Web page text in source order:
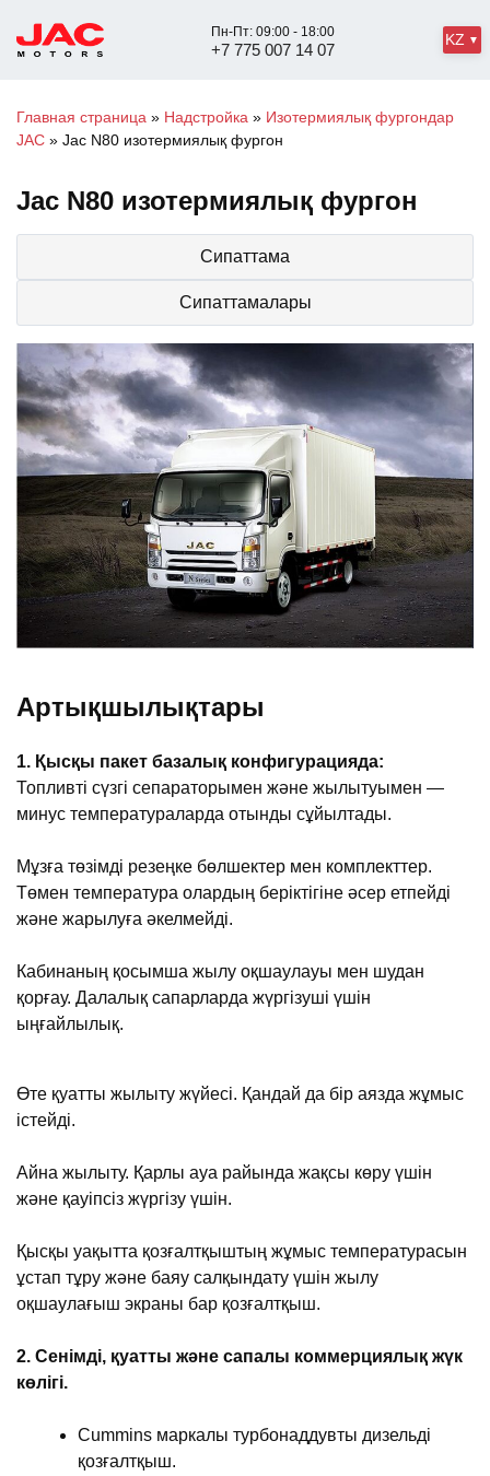
Пн-Пт: 09:00 - 18:00
+7 775 007 14 07
KZ
Главная страница » Надстройка » Изотермиялық фургондар
JAC » Jac N80 изотермиялық фургон
Jac N80 изотермиялық фургон
Сипаттама
Сипаттамалары
Артықшылықтары
1. Қысқы пакет базалық конфигурацияда:
Топливті сүзгі сепараторымен және жылытуымен —
минус температураларда отынды сұйылтады.
Мұзға төзімді резеңке бөлшектер мен комплекттер.
Төмен температура олардың беріктігіне әсер етпейді
және жарылуға әкелмейді.
Кабинаның қосымша жылу оқшаулауы мен шудан
қорғау. Далалық сапарларда жүргізуші үшін
ыңғайлылық.
Өте қуатты жылыту жүйесі. Қандай да бір аязда жұмыс
істейді.
Айна жылыту. Қарлы ауа райында жақсы көру үшін
және қауіпсіз жүргізу үшін.
Қысқы уақытта қозғалтқыштың жұмыс температурасын
ұстап тұру және баяу салқындату үшін жылу
оқшаулағыш экраны бар қозғалтқыш.
2. Сенімді, қуатты және сапалы коммерциялық жүк
көлігі.
Cummins маркалы турбонаддувты дизельді
қозғалтқыш.